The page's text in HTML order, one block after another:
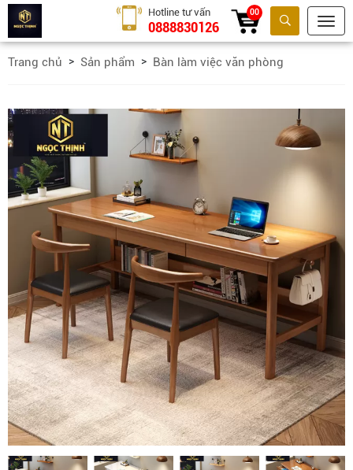
Tìm kiếm
Hotline tư vấn
0888830126
00
Trang chủ Sản phẩm Bàn làm việc văn phòng